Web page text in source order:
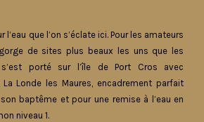
l’eau que l’on s’éclate ici. Pour les amateurs
de sites plus beaux les uns que les
porté sur l’île de Port Cros avec
La Londe les Maures, encadrement parfait
baptême et pour une remise à l’eau en
niveau 1.